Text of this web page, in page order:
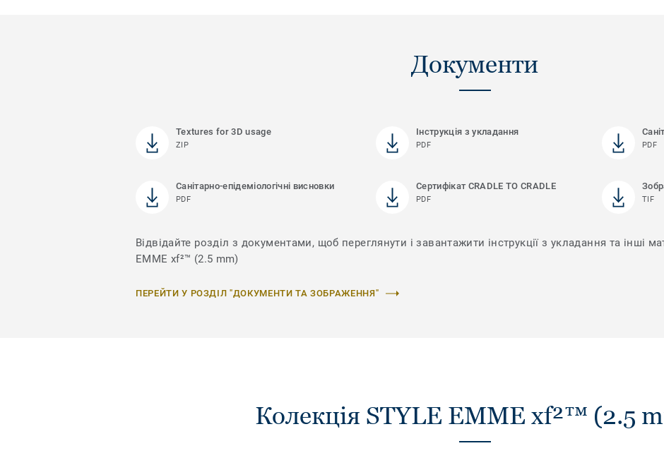
Документи
Textures for 3D usage
ZIP
Інструкція з укладання
PDF PDF
Санітарно-епідеміологічні висновки
PDF
Сертифікат CRADLE TO CRADLE
PDF TIF
Відвідайте розділ з документами, щоб переглянути і завантажити інструкції з укладання та інші
EMME xf²™ (2.5 mm)
ПЕРЕЙТИ У РОЗДІЛ "ДОКУМЕНТИ ТА ЗОБРАЖЕННЯ"
Колекція STYLE EMME xf²™ (2.5